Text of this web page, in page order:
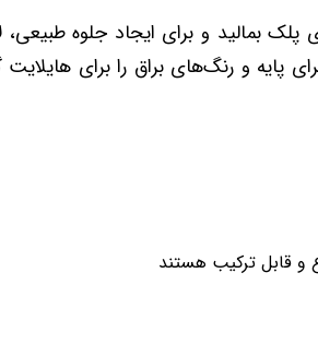
بمالید و برای ایجاد جلوه طبیعی،
پایه و رنگ‌های براق را برای
و قابل ترکیب هستند